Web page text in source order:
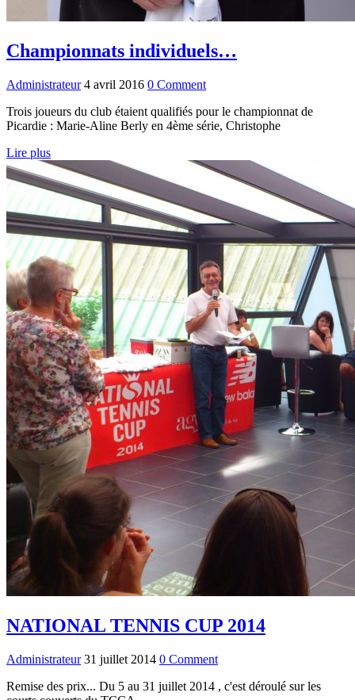
Championnats individuels…
Administrateur 4 avril 2016 0 Comment
Trois joueurs du club étaient qualifiés pour le championnat de
Picardie : Marie-Aline Berly en 4ème série, Christophe
Lire plus
NATIONAL TENNIS CUP 2014
Administrateur 31 juillet 2014 0 Comment
Remise des prix... Du 5 au 31 juillet 2014 , c'est déroulé sur les